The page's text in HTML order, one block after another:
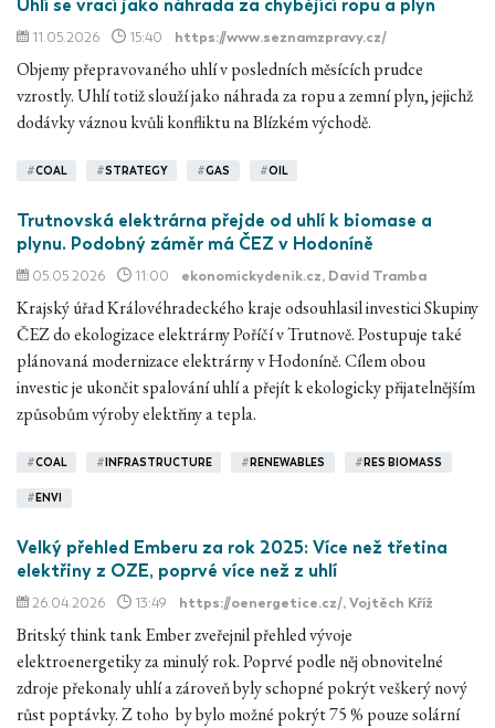
Uhlí se vrací jako náhrada za chybějící ropu a plyn
11.05.2026 15:40 https://www.seznamzpravy.cz/
Objemy přepravovaného uhlí v posledních měsících prudce
vzrostly. Uhlí totiž slouží jako náhrada za ropu a zemní plyn, jejichž
dodávky váznou kvůli konfliktu na Blízkém východě.
#COAL #STRATEGY #GAS #OIL
Trutnovská elektrárna přejde od uhlí k biomase a
plynu. Podobný záměr má ČEZ v Hodoníně
05.05.2026 11:00 ekonomickydenik.cz, David Tramba
Krajský úřad Královéhradeckého kraje odsouhlasil investici Skupiny
ČEZ do ekologizace elektrárny Poříčí v Trutnově. Postupuje také
plánovaná modernizace elektrárny v Hodoníně. Cílem obou
investic je ukončit spalování uhlí a přejít k ekologicky přijatelnějším
způsobům výroby elektřiny a tepla.
#COAL # INFRASTRUCTURE # RENEWABLES # RES BIOMASS
# ENVI
Velký přehled Emberu za rok 2025: Více než třetina
elektřiny z OZE, poprvé více než z uhlí
26.04.2026 13:49 https://oenergetice.cz/, Vojtěch Kříž
Britský think tank Ember zveřejnil přehled vývoje
elektroenergetiky za minulý rok. Poprvé podle něj obnovitelné
zdroje překonaly uhlí a zároveň byly schopné pokrýt veškerý nový
růst poptávky. Z toho by bylo možné pokrýt 75 % pouze solární